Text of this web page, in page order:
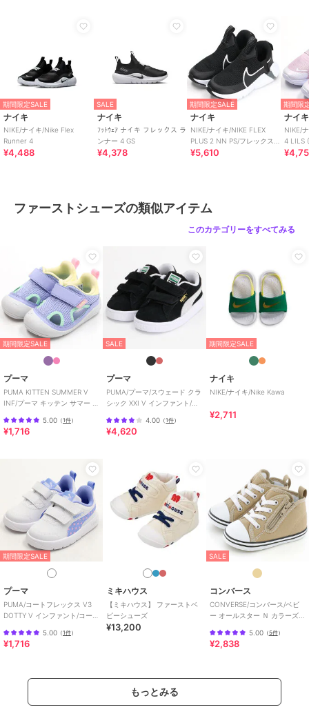
ライフスタイル
ファーストシューズ
期間限定SALE
ナイキ
NIKE/ナイキ/Nike Flex
Runner 4
¥4,488
SALE
ナイキ
ﾌｯﾄｳｪｱ ナイキ フレックス ラ
ンナー 4 GS
¥4,378
期間限定SALE
ナイキ
NIKE/ナイキ/NIKE FLEX
PLUS 2 NN PS/フレックスプ
ラス 2 PS
¥5,610
期間限
ナイキ
NIKE/
4 LILS
ファーストシューズの類似アイテム
このカテゴリーをすべてみる
期間限定SALE
プーマ
PUMA KITTEN SUMMER V
INF/プーマ キッテン サマー V
5.00 （1件）
¥1,716
SALE
プーマ
PUMA/プーマ/スウェード クラ
シック XXI V インファント/ベ
4.00 （1件）
¥4,620
期間限定SALE
ナイキ
NIKE/ナイキ/Nike Kawa
¥2,711
期間限定SALE
プーマ
PUMA/コートフレックス V3
DOTTY V インファント/コート
5.00 （1件）
¥1,716
ミキハウス
【ミキハウス】 ファーストベ
ビーシューズ
¥13,200
SALE
コンバース
CONVERSE/コンバース/ベビ
ー オールスター Ｎ カラーズ
5.00（5件）
¥2,838
もっとみる